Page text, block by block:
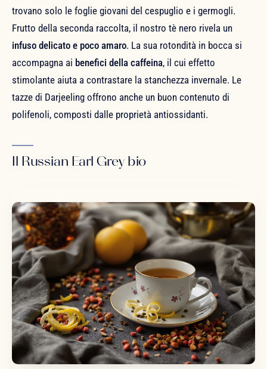
trovano solo le foglie giovani del cespuglio e i germogli.
Frutto della seconda raccolta, il nostro tè nero rivela un
infuso delicato e poco amaro. La sua rotondità in bocca si
accompagna ai benefici della caffeina, il cui effetto
stimolante aiuta a contrastare la stanchezza invernale. Le
tazze di Darjeeling offrono anche un buon contenuto di
polifenoli, composti dalle proprietà antiossidanti.
Il Russian Earl Grey bio